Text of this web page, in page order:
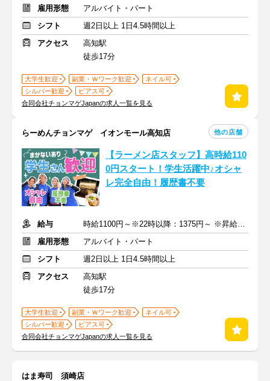
雇用形態
アルバイト・パート
シフト
週2日以上 1日4.5時間以上
アクセス
高知駅
徒歩17分
大学生歓迎 副業・Ｗワーク歓迎
ネイル可
シルバー歓迎
ピアス可
合同会社チョンマゲJapanの求人一覧を見る
らーめんチョンマゲ イオンモール高知店 他の店舗
【ラーメン店スタッフ】高時給110
0円スタート！学生活躍中♪オシャ
レ完全自由！履歴書不要
給与
時給1100円～※22時以降：1375円～ ※昇給あり
雇用形態
アルバイト・パート
シフト
週2日以上 1日4.5時間以上
アクセス
高知駅
徒歩17分
大学生歓迎 副業・Ｗワーク歓迎
ネイル可
シルバー歓迎
ピアス可
合同会社チョンマゲJapanの求人一覧を見る
はま寿司 須崎店